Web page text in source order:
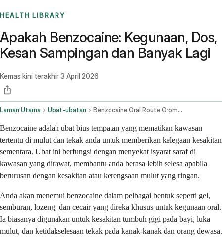
HEALTH LIBRARY
Apakah Benzocaine: Kegunaan, Dos,
Kesan Sampingan dan Banyak Lagi
Kemas kini terakhir3 April 2026
Laman Utama Ubat-ubatan Benzocaine Oral Route Oromucosal Route
Benzocaine adalah ubat bius tempatan yang mematikan kawasan
tertentu di mulut dan tekak anda untuk memberikan kelegaan kesakitan
sementara. Ubat ini berfungsi dengan menyekat isyarat saraf di
kawasan yang dirawat, membantu anda berasa lebih selesa apabila
berurusan dengan kesakitan atau kerengsaan mulut yang ringan.
Anda akan menemui benzocaine dalam pelbagai bentuk seperti gel,
semburan, lozeng, dan cecair yang direka khusus untuk kegunaan oral.
Ia biasanya digunakan untuk kesakitan tumbuh gigi pada bayi, luka
mulut, dan ketidakselesaan tekak pada kanak-kanak dan orang dewasa.